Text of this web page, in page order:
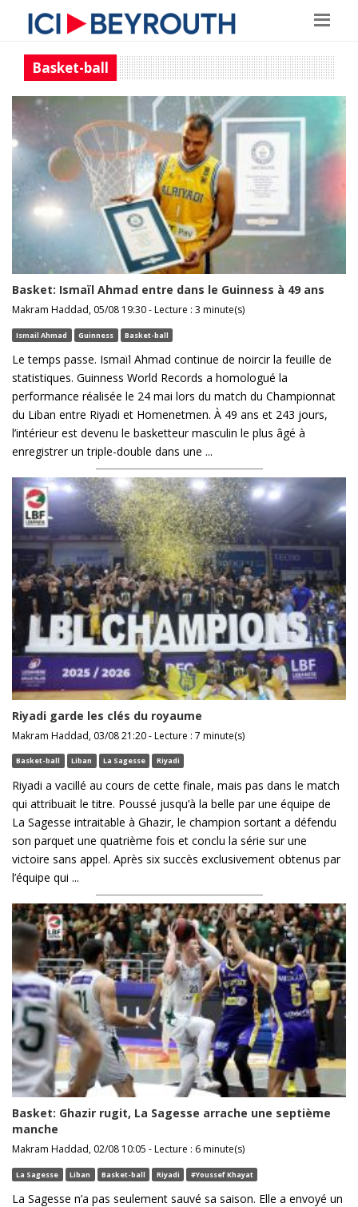
Basket-ball
Basket: Ismaïl Ahmad entre dans le Guinness à 49 ans
Makram Haddad, 05/08 19:30 - Lecture : 3 minute(s)
Ismail Ahmad Guinness Basket-ball
Le temps passe. Ismaïl Ahmad continue de noircir la feuille de
statistiques. Guinness World Records a homologué la
performance réalisée le 24 mai lors du match du Championnat
du Liban entre Riyadi et Homenetmen. À 49 ans et 243 jours,
l’intérieur est devenu le basketteur masculin le plus âgé à
enregistrer un triple-double dans une ...
Riyadi garde les clés du royaume
Makram Haddad, 03/08 21:20 - Lecture : 7 minute(s)
Basket-ball Liban La Sagesse Riyadi
Riyadi a vacillé au cours de cette finale, mais pas dans le match
qui attribuait le titre. Poussé jusqu’à la belle par une équipe de
La Sagesse intraitable à Ghazir, le champion sortant a défendu
son parquet une quatrième fois et conclu la série sur une
victoire sans appel. Après six succès exclusivement obtenus par
l’équipe qui ...
Basket: Ghazir rugit, La Sagesse arrache une septième
manche
Makram Haddad, 02/08 10:05 - Lecture : 6 minute(s)
La Sagesse Liban Basket-ball Riyadi #Youssef Khayat
La Sagesse n’a pas seulement sauvé sa saison. Elle a envoyé un